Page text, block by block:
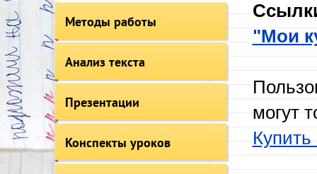
Методы работы
Анализ текста
Презентации
Конспекты уроков
"Мои
могут
Купить